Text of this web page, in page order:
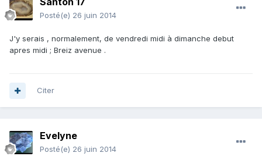
Posté(e) 26 juin 2014
J'y serais , normalement, de vendredi midi à dimanche debut
apres midi ; Breiz avenue .
Citer
Evelyne
Posté(e) 26 juin 2014